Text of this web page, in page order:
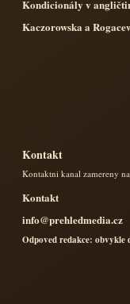
Kondicionály v
Kaczorowska a
Kontakt
Kontaktni kanal zamereny
Kontakt
info@prehledmedia.cz
Odpoved redakce: obvykle